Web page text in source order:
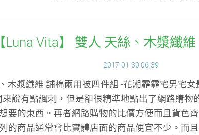
Vita】 雙人 天絲、木漿纖
2017-01-30 06:39
木漿纖維 舖棉兩用被四件組 -花湘霏霏宅男宅
說有點諷刺，但是卻很精準地點出了網路購物
要的東西。再者網路購物的比價方便而且貨色
的商品通常會比實體店面的商品便宜不少。而